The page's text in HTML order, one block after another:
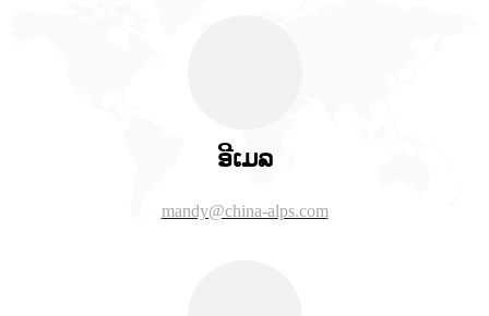
ອີເມລ
mandy@china-alps.com